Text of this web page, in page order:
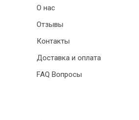
О нас
Отзывы
Контакты
Доставка и оплата
FAQ Вопросы